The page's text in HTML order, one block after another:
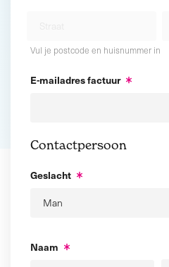
Vul je postcode en huisnummer in
E-mailadres factuur
Contactpersoon
Geslacht
Naam